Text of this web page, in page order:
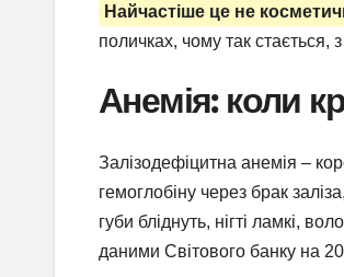
Найчастіше це не
поличках, чому так
Анемія: коли
Залізодефіцитна анемія –
гемоглобіну через брак
губи бліднуть, нігті ламкі,
даними Світового банку на